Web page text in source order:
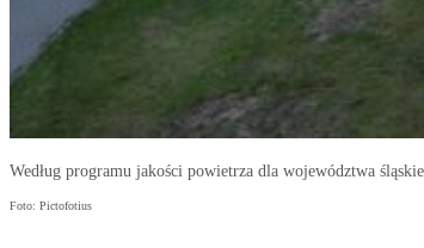
Według programu jakości powietrza dla województwa
Foto: Pictofotius